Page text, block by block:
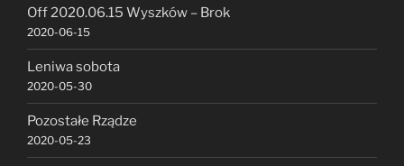
Off 2020.06.15 Wyszków – Brok
2020-06-15
Leniwa sobota
2020-05-30
Pozostałe Rządze
2020-05-23